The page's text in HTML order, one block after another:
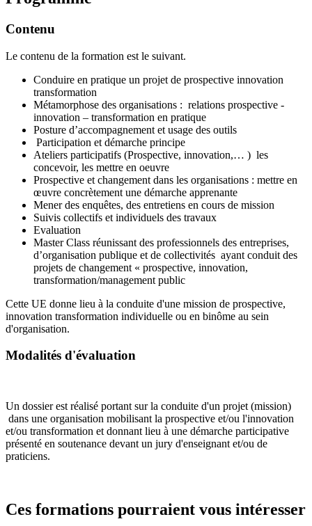
Contenu
Le contenu de la formation est le suivant.
Conduire en pratique un projet de prospective innovation
transformation
Métamorphose des organisations : relations prospective -
innovation – transformation en pratique
Posture d’accompagnement et usage des outils
Participation et démarche principe
Ateliers participatifs (Prospective, innovation,… ) les
concevoir, les mettre en oeuvre
Prospective et changement dans les organisations : mettre en
œuvre concrètement une démarche apprenante
Mener des enquêtes, des entretiens en cours de mission
Suivis collectifs et individuels des travaux
Evaluation
Master Class réunissant des professionnels des entreprises,
d’organisation publique et de collectivités ayant conduit des
projets de changement « prospective, innovation,
transformation/management public
Cette UE donne lieu à la conduite d'une mission de prospective,
innovation transformation individuelle ou en binôme au sein
d'organisation.
Modalités d'évaluation
Un dossier est réalisé portant sur la conduite d'un projet (mission)
dans une organisation mobilisant la prospective et/ou l'innovation
et/ou transformation et donnant lieu à une démarche participative
présenté en soutenance devant un jury d'enseignant et/ou de
praticiens.
Ces formations pourraient vous intéresser